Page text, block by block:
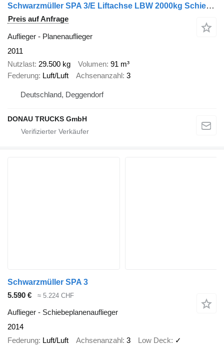
Schwarzmüller SPA 3/E Liftachse LBW 2000kg Schiebeplane 2,70m
Preis auf Anfrage
Auflieger - Planenauflieger
2011
Nutzlast 29.500 kg Volumen 91 m³
Federung Luft/Luft Achsenanzahl 3
Deutschland, Deggendorf
DONAU TRUCKS GmbH
Schwarzmüller SPA 3
5.590 €
≈ 5.224 CHF
Auflieger - Schiebeplanenauflieger
2014
Federung Luft/Luft Achsenanzahl 3 Low Deck ✓